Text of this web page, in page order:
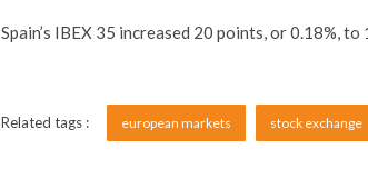
Spain’s IBEX 35 increased 20 points, or 0.18%,
Related tags : european markets stock exchange